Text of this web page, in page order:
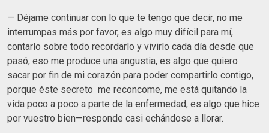
— Déjame continuar con lo que te tengo que decir, no me
interrumpas más por favor, es algo muy difícil para mí,
contarlo sobre todo recordarlo y vivirlo cada día desde que
pasó, eso me produce una angustia, es algo que quiero
sacar por fin de mi corazón para poder compartirlo contigo,
porque éste secreto me reconcome, me está quitando la
vida poco a poco a parte de la enfermedad, es algo que hice
por vuestro bien—responde casi echándose a llorar.